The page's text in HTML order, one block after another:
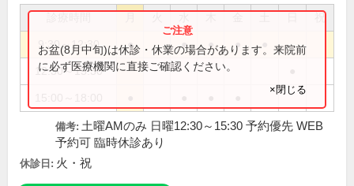
祝
9:30～12:30 ● ● ● ●
12:30～15:30
お盆(8月中旬)は休診・休業の場合があります。来院前
に必ず医療機関に直接ご確認ください。
×閉じる
備考: 土曜AMのみ 日曜12:30～15:30 予約優先 WEB
予約可 臨時休診あり
休診日: 火・祝